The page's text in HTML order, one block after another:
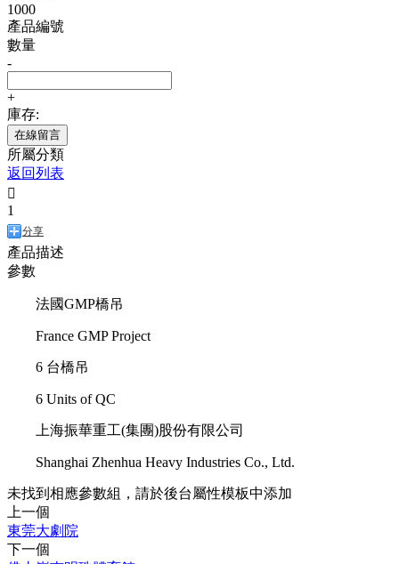
1000
產品編號
數量
-
+
庫存:
在線留言
所屬分類
返回列表

1
分享
產品描述
參數
法國GMP橋吊
France GMP Project
6 台橋吊
6 Units of QC
上海振華重工(集團)股份有限公司
Shanghai Zhenhua Heavy Industries Co., Ltd.
未找到相應參數組，請於後台屬性模板中添加
上一個
東莞大劇院
下一個